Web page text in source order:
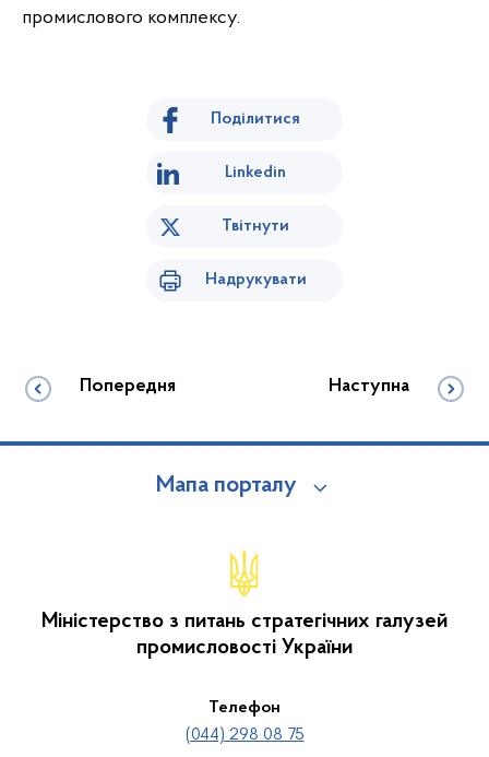
промислового комплексу.
Поділитися
Linkedin
Твітнути
Надрукувати
Попередня Наступна
Мапа порталу
Міністерство з питань стратегічних галузей
промисловості України
Телефон
(044) 298 08 75